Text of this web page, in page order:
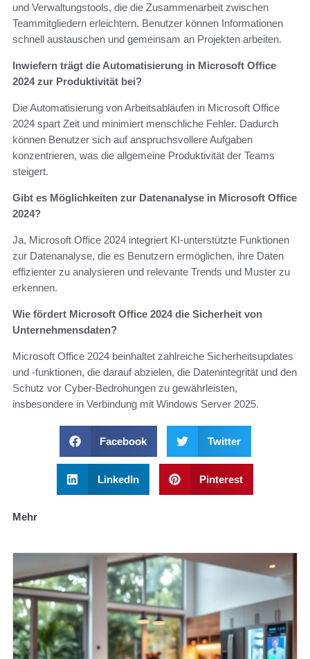
und Verwaltungstools, die die Zusammenarbeit zwischen
Teammitgliedern erleichtern. Benutzer können Informationen
schnell austauschen und gemeinsam an Projekten arbeiten.
Inwiefern trägt die Automatisierung in Microsoft Office
2024 zur Produktivität bei?
Die Automatisierung von Arbeitsabläufen in Microsoft Office
2024 spart Zeit und minimiert menschliche Fehler. Dadurch
können Benutzer sich auf anspruchsvollere Aufgaben
konzentrieren, was die allgemeine Produktivität der Teams
steigert.
Gibt es Möglichkeiten zur Datenanalyse in Microsoft Office
2024?
Ja, Microsoft Office 2024 integriert KI-unterstützte Funktionen
zur Datenanalyse, die es Benutzern ermöglichen, ihre Daten
effizienter zu analysieren und relevante Trends und Muster zu
erkennen.
Wie fördert Microsoft Office 2024 die Sicherheit von
Unternehmensdaten?
Microsoft Office 2024 beinhaltet zahlreiche Sicherheitsupdates
und -funktionen, die darauf abzielen, die Datenintegrität und den
Schutz vor Cyber-Bedrohungen zu gewährleisten,
insbesondere in Verbindung mit Windows Server 2025.
Facebook Twitter
LinkedIn Pinterest
Mehr